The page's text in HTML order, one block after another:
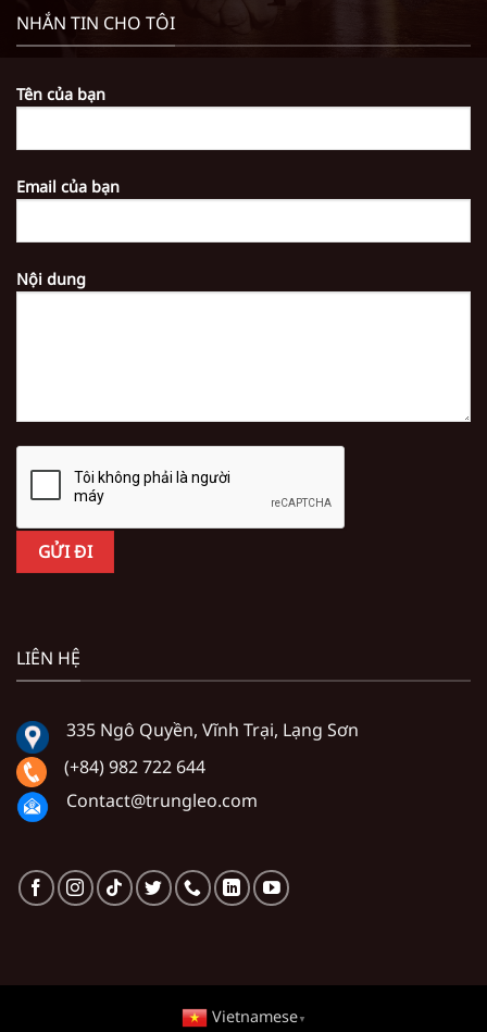
NHẮN TIN CHO TÔI
Tên của bạn
Email của bạn
Nội dung
LIÊN HỆ
335 Ngô Quyền, Vĩnh Trại, Lạng Sơn
(+84) 982 722 644
Contact@trungleo.com
Vietnamese▼